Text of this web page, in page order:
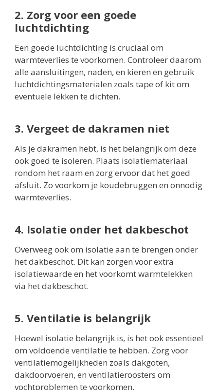
2. Zorg voor een goede
luchtdichting
Een goede luchtdichting is cruciaal om
warmteverlies te voorkomen. Controleer daarom
alle aansluitingen, naden, en kieren en gebruik
luchtdichtingsmaterialen zoals tape of kit om
eventuele lekken te dichten.
3. Vergeet de dakramen niet
Als je dakramen hebt, is het belangrijk om deze
ook goed te isoleren. Plaats isolatiemateriaal
rondom het raam en zorg ervoor dat het goed
afsluit. Zo voorkom je koudebruggen en onnodig
warmteverlies.
4. Isolatie onder het dakbeschot
Overweeg ook om isolatie aan te brengen onder
het dakbeschot. Dit kan zorgen voor extra
isolatiewaarde en het voorkomt warmtelekken
via het dakbeschot.
5. Ventilatie is belangrijk
Hoewel isolatie belangrijk is, is het ook essentieel
om voldoende ventilatie te hebben. Zorg voor
ventilatiemogelijkheden zoals dakgoten,
dakdoorvoeren, en ventilatieroosters om
vochtproblemen te voorkomen.